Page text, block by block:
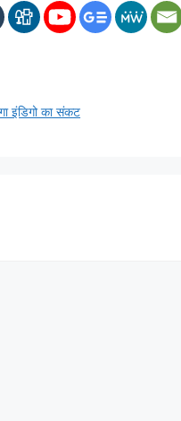
इंडिगो का संकट